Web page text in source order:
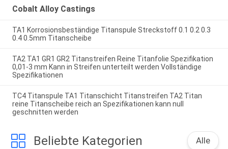
Cobalt Alloy Castings
TA1 Korrosionsbeständige Titanspule Streckstoff 0.1 0.2 0.3
0.4 0.5mm Titanscheibe
TA2 TA1 GR1 GR2 Titanstreifen Reine Titanfolie Spezifikation
0,01-3 mm Kann in Streifen unterteilt werden Vollständige
Spezifikationen
TC4 Titanspule TA1 Titanschicht Titanstreifen TA2 Titan
reine Titanscheibe reich an Spezifikationen kann null
geschnitten werden
Beliebte Kategorien Alle